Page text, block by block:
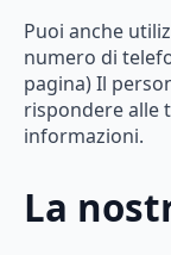
Puoi anche
numero di
pagina) Il
rispondere alle
informazioni.
La